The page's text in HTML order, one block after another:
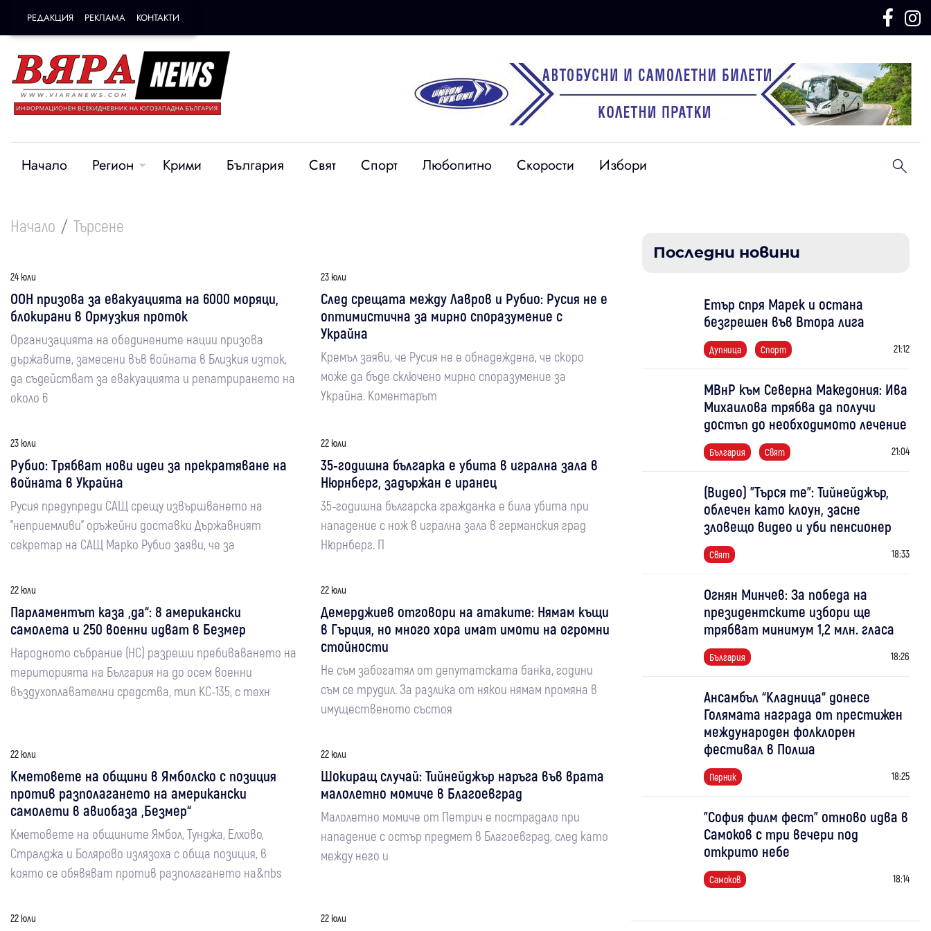
РЕДАКЦИЯ РЕКЛАМА КОНТАКТИ
Начало Регион Крими България Свят Спорт Любопитно Скорости Избори
Начало Търсене
24 юли
ООН призова за евакуацията на 6000 моряци,
блокирани в Ормузкия проток
Организацията на обединените нации призова
държавите, замесени във войната в Близкия изток,
да съдействат за евакуацията и репатрирането на
около 6
23 юли
След срещата между Лавров и Рубио: Русия не е
оптимистична за мирно споразумение с
Украйна
Кремъл заяви, че Русия не е обнадеждена, че скоро
може да бъде сключено мирно споразумение за
Украйна. Коментарът
23 юли
Рубио: Трябват нови идеи за прекратяване на
войната в Украйна
Русия предупреди САЩ срещу извършването на
"неприемливи" оръжейни доставки Държавният
секретар на САЩ Марко Рубио заяви, че за
22 юли
35-годишна българка е убита в игрална зала в
Нюрнберг, задържан е иранец
35-годишна българска гражданка е била убита при
нападение с нож в игрална зала в германския град
Нюрнберг. П
22 юли
Парламентът каза „да“: 8 американски
самолета и 250 военни идват в Безмер
Народното събрание (НС) разреши пребиваването на
територията на България на до осем военни
въздухоплавателни средства, тип КC-135, с техн
22 юли
Демерджиев отговори на атаките: Нямам къщи
в Гърция, но много хора имат имоти на огромни
стойности
Не съм забогатял от депутатската банка, години
съм се трудил. За разлика от някои нямам промяна в
имущественото състоя
22 юли
Кметовете на общини в Ямболско с позиция
против разполагането на американски
самолети в авиобаза „Безмер“
Кметовете на общините Ямбол, Тунджа, Елхово,
Стралджа и Болярово излязоха с обща позиция, в
която се обявяват против разполагането на&nbs
22 юли
Шокиращ случай: Тийнейджър наръга във врата
малолетно момиче в Благоевград
Малолетно момиче от Петрич е пострадало при
нападение с остър предмет в Благоевград, след като
между него и
22 юли 22 юли
Последни новини
Етър спря Марек и остана
безгрешен във Втора лига
Дупница Спорт 21:12
МВнР към Северна Македония: Ива
Михаилова трябва да получи
достъп до необходимото лечение
България Свят 21:04
(Видео) "Търся те": Тийнейджър,
облечен като клоун, засне
зловещо видео и уби пенсионер
Свят 18:33
Огнян Минчев: За победа на
президентските избори ще
трябват минимум 1,2 млн. гласа
България 18:26
Ансамбъл “Кладница“ донесе
Голямата награда от престижен
международен фолклорен
фестивал в Полша
Перник 18:25
"София филм фест" отново идва в
Самоков с три вечери под
открито небе
Самоков 18:14